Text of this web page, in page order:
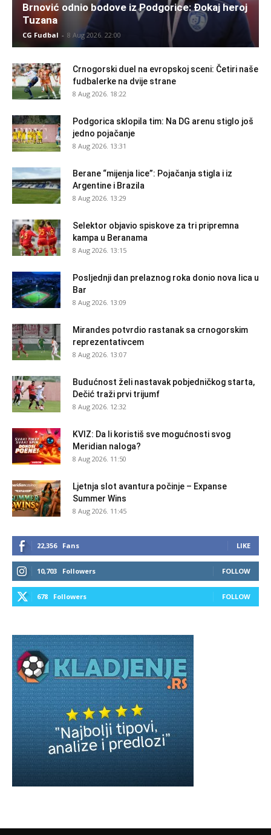
Brnović odnio bodove iz Podgorice: Đokaj heroj
Tuzana
CG Fudbal - 8 Aug 2026. 22:00
Crnogorski duel na evropskoj sceni: Četiri naše
fudbalerke na dvije strane
8 Aug 2026. 18:22
Podgorica sklopila tim: Na DG arenu stiglo još
jedno pojačanje
8 Aug 2026. 13:31
Berane “mijenja lice”: Pojačanja stigla i iz
Argentine i Brazila
8 Aug 2026. 13:29
Selektor objavio spiskove za tri pripremna
kampa u Beranama
8 Aug 2026. 13:15
Posljednji dan prelaznog roka donio nova lica u
Bar
8 Aug 2026. 13:09
Mirandes potvrdio rastanak sa crnogorskim
reprezentativcem
8 Aug 2026. 13:07
Budućnost želi nastavak pobjedničkog starta,
Dečić traži prvi trijumf
8 Aug 2026. 12:32
KVIZ: Da li koristiš sve mogućnosti svog
Meridian naloga?
8 Aug 2026. 11:50
Ljetnja slot avantura počinje – Expanse
Summer Wins
8 Aug 2026. 11:45
22,356 Fans LIKE
10,703 Followers FOLLOW
678 Followers FOLLOW